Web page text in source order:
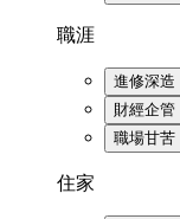
職涯
進修深造
財經企管
職場甘苦
住家